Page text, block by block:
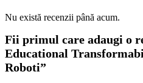
Nu există recenzii până acum.
Fii primul care adaugi o
Educational
Roboti”